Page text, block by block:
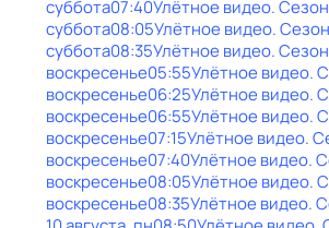
суббота07:40Улётное видео.
суббота08:05Улётное видео.
суббота08:35Улётное видео.
воскресенье05:55Улётное видео.
воскресенье06:25Улётное видео.
воскресенье06:55Улётное видео.
воскресенье07:15Улётное видео.
воскресенье07:40Улётное видео.
воскресенье08:05Улётное видео.
воскресенье08:35Улётное видео.